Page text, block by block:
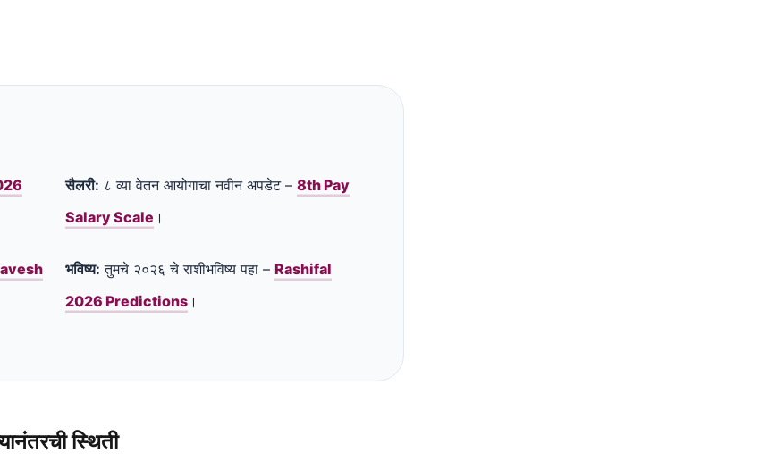
सैलरी: ८ व्या वेतन आयोगाचा नवीन अपडेट – 8th Pay
Salary Scale ।
भविष्य: तुमचे २०२६ चे राशीभविष्य पहा – Rashifal
2026 Predictions।
स्थिती